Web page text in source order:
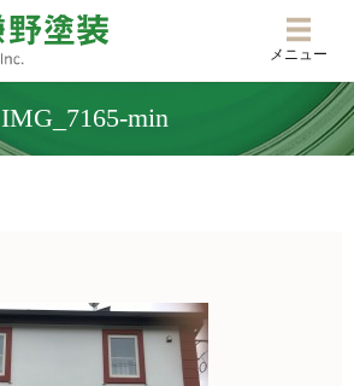
メニ
メニュー
IMG_7165-min